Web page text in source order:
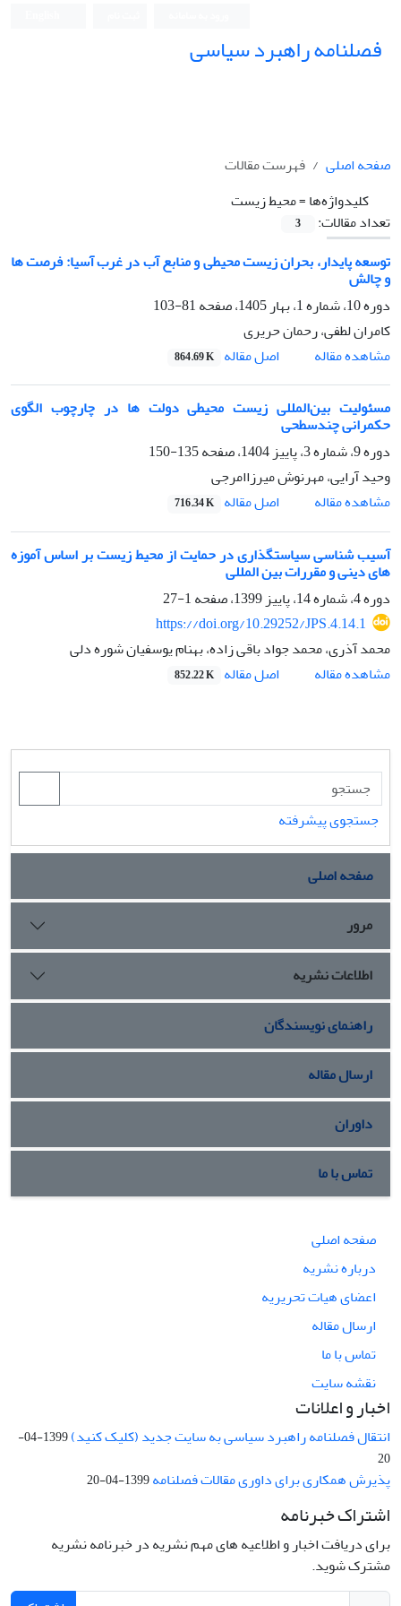
فصلنامه راهبرد سیاسی
صفحه اصلی
فهرست مقالات
کلیدواژه‌ها =محیط زیست
تعداد مقالات:
3
توسعه پایدار، بحران زیست محیطی و منابع آب در غرب آسیا: فرصت ها
و چالش
دوره 10، شماره 1، بهار 1405، صفحه
81-103
کامران لطفی، رحمان حریری
مشاهده مقاله
اصل مقاله 864.69 K
مسئولیت بین‌المللی زیست محیطی دولت ها در چارچوب الگوی
حکمرانی چندسطحی
دوره 9، شماره 3، پاییز 1404، صفحه
135-150
وحید آرایی، مهرنوش میرزاامرجی
مشاهده مقاله
اصل مقاله 716.34 K
آسیب شناسی سیاستگذاری در حمایت از محیط زیست بر اساس آموزه
های دینی و مقررات بین المللی
دوره 4، شماره 14، پاییز 1399، صفحه
1-27
https://doi.org/10.29252/JPS.4.14.1
محمد آذری، محمد جواد باقی زاده، بهنام یوسفیان شوره دلی
مشاهده مقاله
اصل مقاله 852.22 K
جستجوی پیشرفته
صفحه اصلی
مرور
اطلاعات نشریه
راهنمای نویسندگان
ارسال مقاله
داوران
تماس با ما
صفحه اصلی
درباره نشریه
اعضای هیات تحریریه
ارسال مقاله
تماس با ما
نقشه سایت
اخبار و اعلانات
انتقال فصلنامه راهبرد سیاسی به سایت جدید (کلیک کنید)
1399-04-
20
پذیرش همکاری برای داوری مقالات فصلنامه1399-04-20
اشتراک خبرنامه
برای دریافت اخبار و اطلاعیه های مهم نشریه در خبرنامه نشریه
مشترک شوید.